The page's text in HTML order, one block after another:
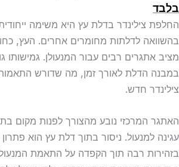
בלבד
החלפת צילינדר בדלת עץ היא משימה
בהשוואה לדלתות מחומרים אחרים. העץ,
מציב אתגרים רבים עבור המנעולן. גמישותו
במבנה הדלת לאורך זמן, מה שדורש
צילינדר חדש.
האתגר המרכזי נובע מהצורך לפנות מקום
עגינה למנעול. ניסור בתוך דלת עץ הוא
בזהירות רבה תוך הקפדה על התאמת